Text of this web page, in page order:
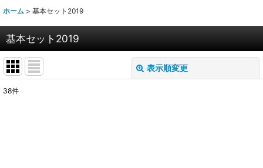
ホーム > 基本セット2019
基本セット2019
表示順変更
38件